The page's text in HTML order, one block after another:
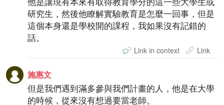
研究生，然後他瞭解實驗教育是怎麼一回事，但是
這個本身還是學校開的課程，我如果沒有記錯的
話。
Link in context Link
施惠文
但是我們遇到滿多參與我們計畫的人，他是在大學
的時候，從來沒有想過要當老師。